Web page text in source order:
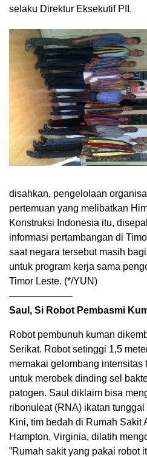
selaku Direktur Eksekutif PII.
disahkan, pengelolaan
pertemuan yang melibatkan
Konstruksi Indonesia itu,
informasi pertambangan di
saat negara tersebut masih
untuk program kerja sama
Timor Leste. (*/YUN)
——————–
Saul, Si Robot Pembasmi
Robot pembunuh kuman
Serikat. Robot setinggi 1,5
memakai gelombang intensitas
untuk merobek dinding sel
patogen. Saul diklaim bisa
ribonuleat (RNA) ikatan
Kini, tim bedah di Rumah Sakit
Hampton, Virginia, dilatih
”Rumah sakit yang pakai robot